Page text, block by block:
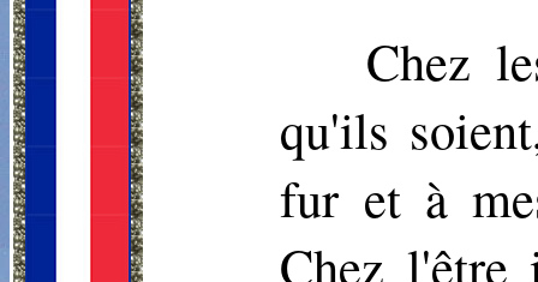
Chez
qu'ils
fur et à
Chez l'être